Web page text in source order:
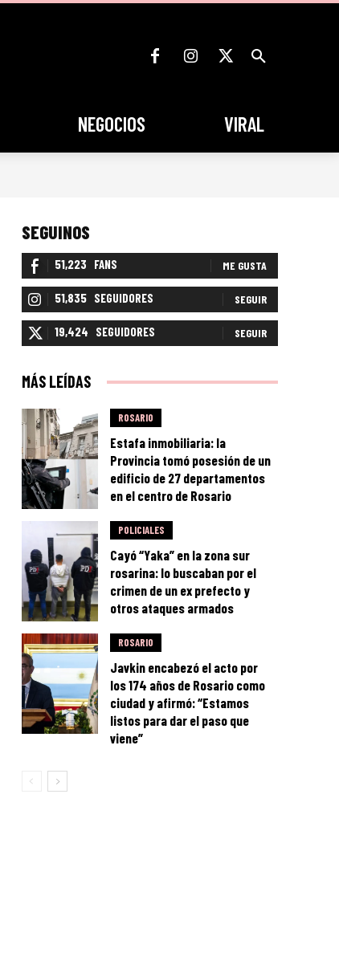
NEGOCIOS VIRAL
SEGUINOS
51,223 FANS ME GUSTA
51,835 SEGUIDORES SEGUIR
19,424 SEGUIDORES SEGUIR
MÁS LEÍDAS
ROSARIO
Estafa inmobiliaria: la
Provincia tomó posesión de un
edificio de 27 departamentos
en el centro de Rosario
POLICIALES
Cayó “Yaka” en la zona sur
rosarina: lo buscaban por el
crimen de un ex prefecto y
otros ataques armados
ROSARIO
Javkin encabezó el acto por
los 174 años de Rosario como
ciudad y afirmó: “Estamos
listos para dar el paso que
viene”